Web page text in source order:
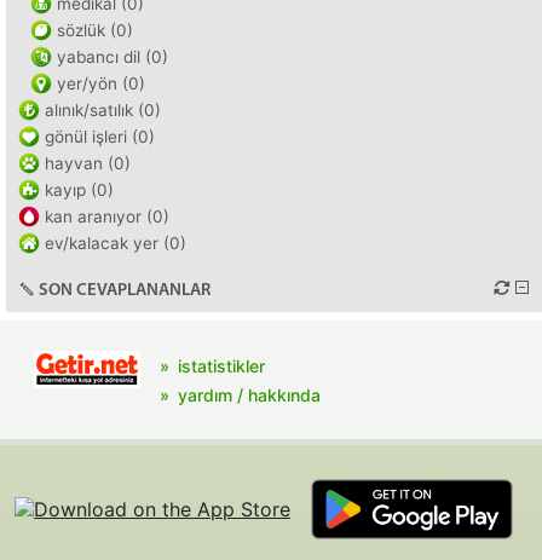
sözlük (0)
yabancı dil (0)
yer/yön (0)
alınık/satılık (0)
gönül işleri (0)
hayvan (0)
kayıp (0)
kan aranıyor (0)
ev/kalacak yer (0)
SON CEVAPLANANLAR
istatistikler
yardım / hakkında